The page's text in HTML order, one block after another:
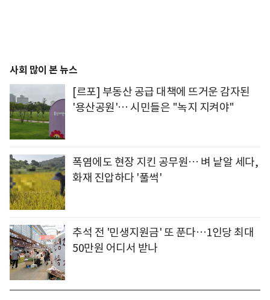
사회 많이 본 뉴스
[르포] 부동산 공급 대책에 뜨거운 감자된
'용산공원'… 시민들은 "녹지 지켜야"
폭염에도 현장 지킨 공무원… 벼 낱알 세다,
화재 진압하다 '풀썩'
추석 전 '민생지원금' 또 푼다…1인당 최대
50만원 어디서 받나